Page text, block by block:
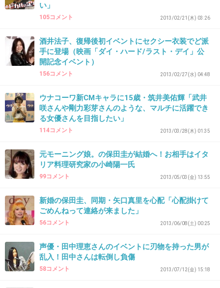
かってる。しかし旦那は嬉しそう、保田のせい
でウハウハしてそ。
なんかやだな…売名の香りがするわ～！
+27 -1
36. 匿名2013/09/11(水) 15:49:29
矢口に旦那寝盗られない様に気をつけろよー
-1
37. 匿名2013/09/11(水) 15:49:38
よくTVに出れるわ
あんな顔で。
い」
105コメント 2013/02/21(木) 03:26
酒井法子、復帰後初イベントにセクシー衣装でど派
手に登場（映画「ダイ・ハード/ラスト・デイ」公
開記念イベント）
156コメント 2013/02/27(水) 04:48
ウナコーワ新CMキャラに15歳・筑井美佑輝「武井
咲さんや剛力彩芽さんのような、マルチに活躍でき
る女優さんを目指したい」
114コメント 2013/03/28(木) 01:35
元モーニング娘。の保田圭が結婚へ！お相手はイタ
リア料理研究家の小崎陽一氏
99コメント 2013/05/03(金) 13:55
新婚の保田圭、同期・矢口真里を心配「心配掛けて
ごめんねって連絡が来ました」
56コメント 2013/06/08(土) 00:25
声優・田中理恵さんのイベントに刃物を持った男が
乱入！田中さんは転倒し負傷
58コメント 2013/07/12(金) 15:18